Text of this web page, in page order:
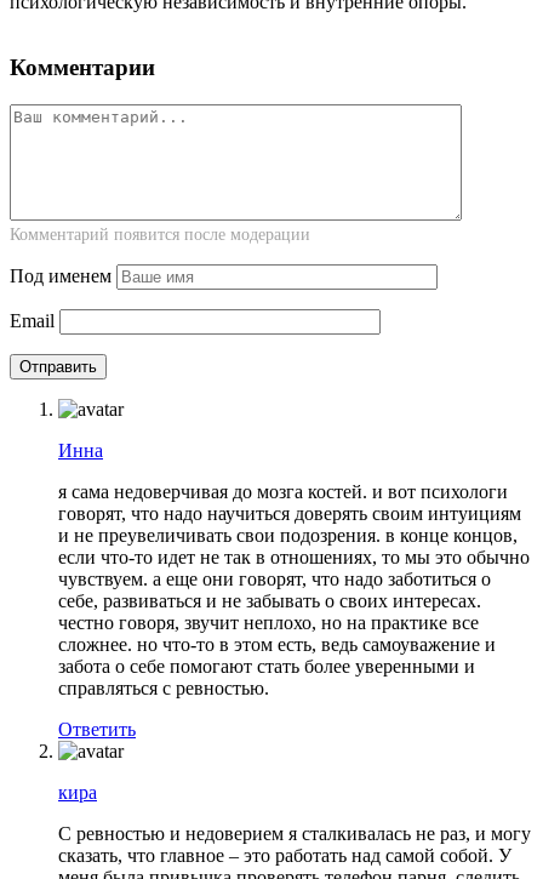
Комментарии
Комментарий появится после модерации
Под именем
Email
Инна
я сама недоверчивая до мозга костей. и вот психологи
говорят, что надо научиться доверять своим интуициям
и не преувеличивать свои подозрения. в конце концов,
если что-то идет не так в отношениях, то мы это обычно
чувствуем. а еще они говорят, что надо заботиться о
себе, развиваться и не забывать о своих интересах.
честно говоря, звучит неплохо, но на практике все
сложнее. но что-то в этом есть, ведь самоуважение и
забота о себе помогают стать более уверенными и
справляться с ревностью.
Ответить
кира
С ревностью и недоверием я сталкивалась не раз, и могу
сказать, что главное – это работать над самой собой. У